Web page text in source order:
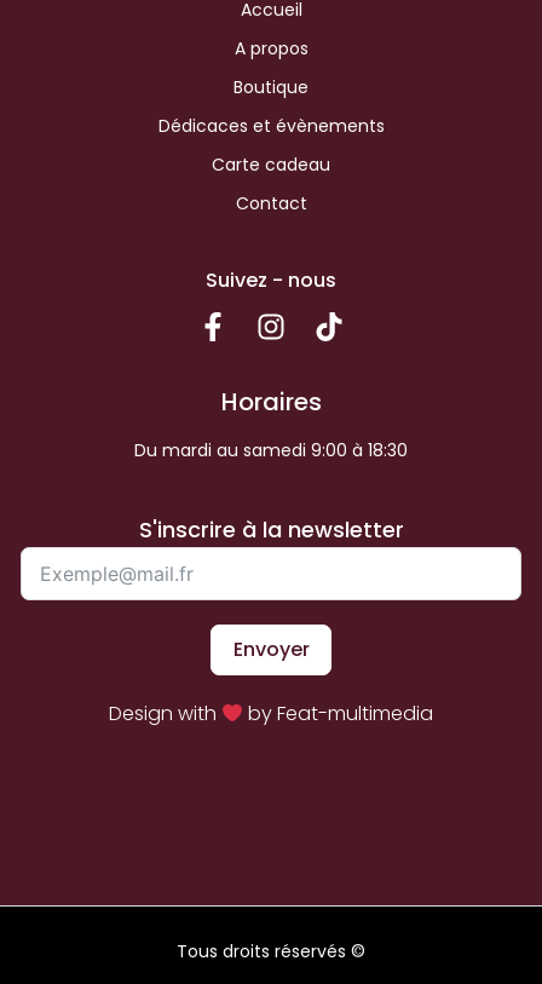
Accueil
A propos
Boutique
Dédicaces et évènements
Carte cadeau
Contact
Suivez - nous
Horaires
Du mardi au samedi 9:00 à 18:30
S'inscrire à la newsletter
Envoyer
Design with by Feat-multimedia
Tous droits réservés ©